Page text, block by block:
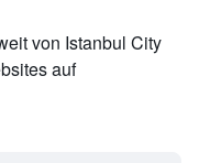
von Istanbul City
auf